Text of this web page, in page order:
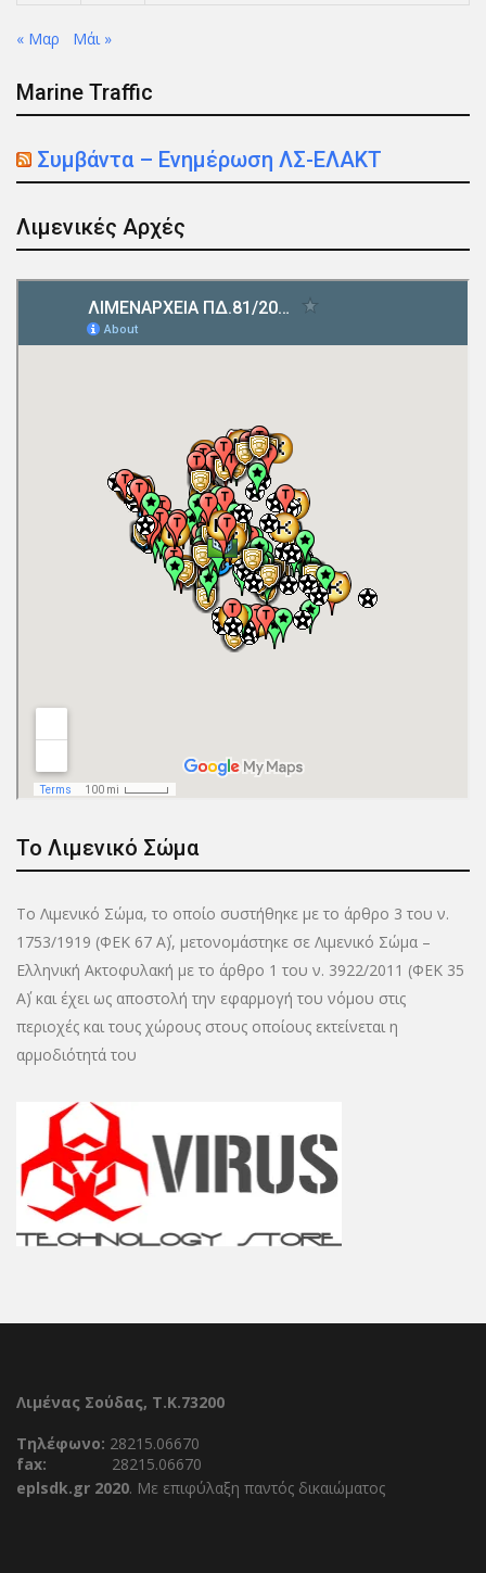
« Μαρ Μάι »
Marine Traffic
Συμβάντα – Ενημέρωση ΛΣ-ΕΛΑΚΤ
Λιμενικές Αρχές
Το Λιμενικό Σώμα
Το Λιμενικό Σώμα, το οποίο συστήθηκε με το άρθρο 3 του ν.
1753/1919 (ΦΕΚ 67 Α΄), μετονομάστηκε σε Λιμενικό Σώμα –
Ελληνική Ακτοφυλακή με το άρθρο 1 του ν. 3922/2011 (ΦΕΚ 35
Α΄) και έχει ως αποστολή την εφαρμογή του νόμου στις
περιοχές και τους χώρους στους οποίους εκτείνεται η
αρμοδιότητά του
Λιμένας Σούδας, Τ.Κ.73200
Τηλέφωνο: 28215.06670
fax:
28215.06670
eplsdk.gr 2020. Με επιφύλαξη παντός δικαιώματος